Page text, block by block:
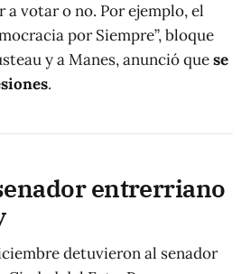
votar o no. Por ejemplo, el
por Siempre”, bloque
y a Manes, anunció quese
.
entrerriano
detuvieron al senador